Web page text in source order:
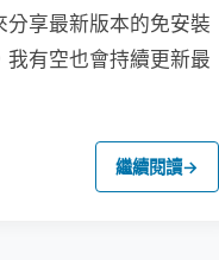
享最新版本的免安裝
有空也會持續更新最
繼續閱讀→